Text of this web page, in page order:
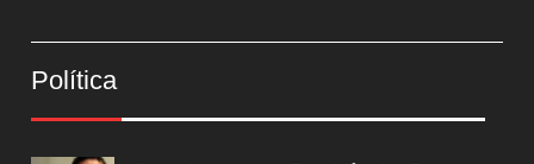
Política